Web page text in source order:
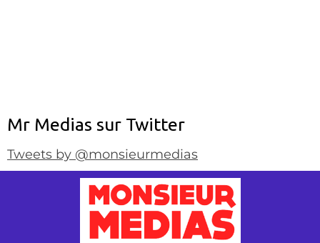
Mr Medias sur Twitter
Tweets by @monsieurmedias